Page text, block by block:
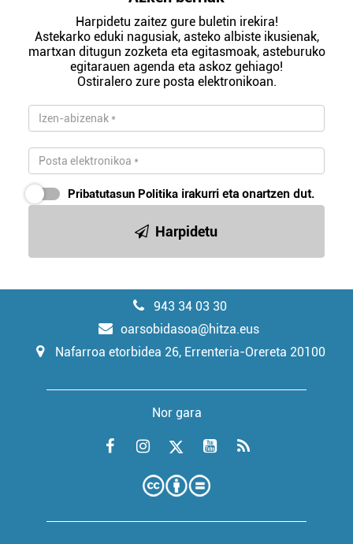
Harpidetu zaitez gure buletin irekira!
Astekarko eduki nagusiak, asteko albiste ikusienak,
martxan ditugun zozketa eta egitasmoak, asteburuko
egitarauen agenda eta askoz gehiago!
Ostiralero zure posta elektronikoan.
Pribatutasun Politika irakurri eta onartzen dut.
Harpidetu
943 34 03 30
oarsobidasoa@hitza.eus
Nafarroa etorbidea 26, Errenteria-Orereta 20100
Nor gara